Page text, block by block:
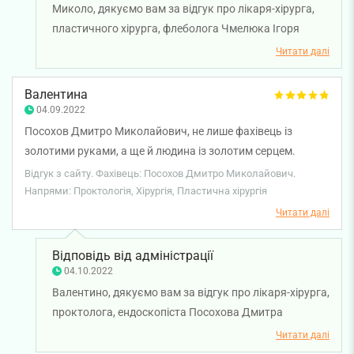
Миколо, дякуємо вам за відгук про лікаря-хірурга,
пластичного хірурга, флеболога Чмелюка Ігоря
Олеговича. Бажаємо вам міцного здоров'я та всього
найкращого!
Читати далі
Валентина
04.09.2022
Посохов Дмитро Миколайович, не лише фахівець із
золотими руками, а ще й людина із золотим серцем.
Велике йому спасибі! Допоміг мені вирішити мою
проблему, тоді як інші лікарі розводили руками!
Відгук з сайту. Фахівець: Посохов Дмитро Миколайович.
Напрями: Проктологія, Хірургія, Пластична хірургія
Читати далі
Відповідь від адміністрації
04.10.2022
Валентино, дякуємо вам за відгук про лікаря-хірурга,
проктолога, ендоскопіста Посохова Дмитра
Миколайовича. Бажаємо вам міцного здоров'я та
Читати далі